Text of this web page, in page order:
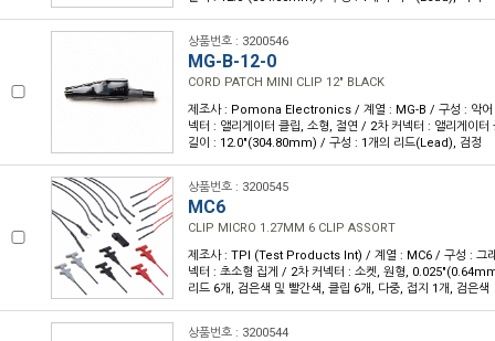
상품번호 : 3200546
MG-B-12-0
CORD PATCH MINI CLIP 12" BLACK
제조사 : Pomona Electronics / 계열 : MG-B / 구성 : 악어
넥터 : 앨리게이터 클립, 소형, 절연 / 2차 커넥터 : 앨리게이
길이 : 12.0"(304.80mm) / 구성 : 1개의 리드(Lead), 검정
상품번호 : 3200545
MC6
CLIP MICRO 1.27MM 6 CLIP ASSORT
제조사 : TPI (Test Products Int) / 계열 : MC6 / 구성 : 그
넥터 : 초소형 집게 / 2차 커넥터 : 소켓, 원형,
리드 6개, 검은색 및 빨간색, 클립 6개, 다중, 접지 1개, 검은색
상품번호 : 3200544